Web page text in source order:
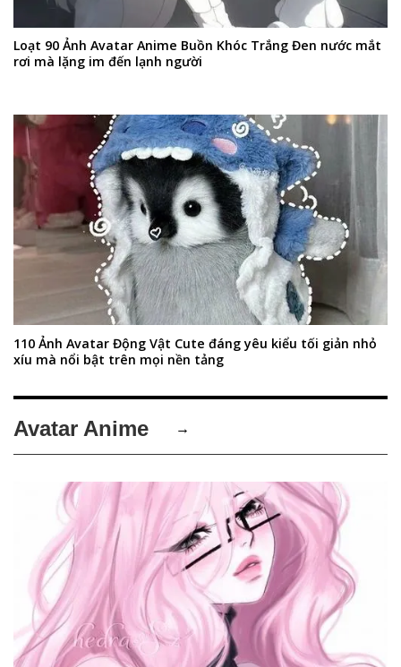
Loạt 90 Ảnh Avatar Anime Buồn Khóc Trắng Đen nước mắt
rơi mà lặng im đến lạnh người
110 Ảnh Avatar Động Vật Cute đáng yêu kiểu tối giản nhỏ
xíu mà nổi bật trên mọi nền tảng
Avatar Anime →